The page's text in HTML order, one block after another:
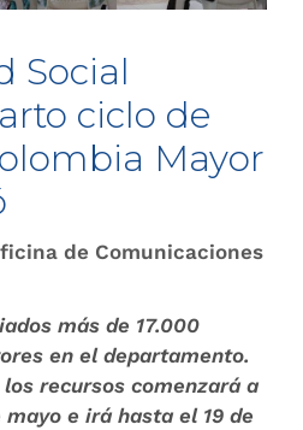
Social
ciclo de
Mayor
de Comunicaciones
más de 17.000
en el departamento.
recursos comenzará a
e irá hasta el 19 de